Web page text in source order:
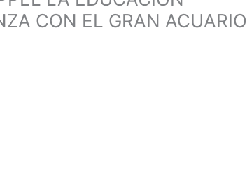
CON EL GRAN ACUARIO